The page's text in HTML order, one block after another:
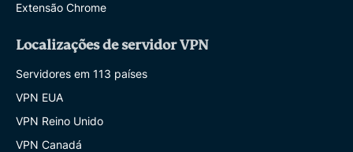
Extensão Chrome
Localizações de servidor VPN
Servidores em 113 países
VPN EUA
VPN Reino Unido
VPN Canadá